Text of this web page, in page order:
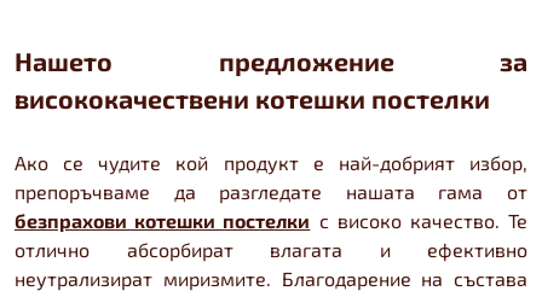
Нашето предложение за
висококачествени котешки постелки
Ако се чудите кой продукт е най-добрият избор,
препоръчваме да разгледате нашата гама от
безпрахови котешки постелки с високо качество. Те
отлично абсорбират влагата и ефективно
неутрализират миризмите. Благодарение на състава